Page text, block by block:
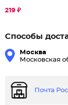
219 ₽
Способы
Москва
Московская
Почта